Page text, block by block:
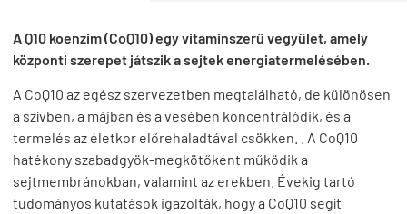
A Q10 koenzim (CoQ10) egy vitaminszerű vegyület, amely
központi szerepet játszik a sejtek energiatermelésében.
A CoQ10 az egész szervezetben megtalálható, de különösen
a szívben, a májban és a vesében koncentrálódik, és a
termelés az életkor előrehaladtával csökken. . A CoQ10
hatékony szabadgyök-megkötőként működik a
sejtmembránokban, valamint az erekben. Évekig tartó
tudományos kutatások igazolták, hogy a CoQ10 segít